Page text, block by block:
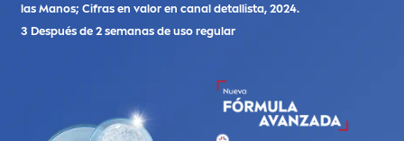
las Manos; Cifras en valor en canal detallista, 2024.
3 Después de 2 semanas de uso regular